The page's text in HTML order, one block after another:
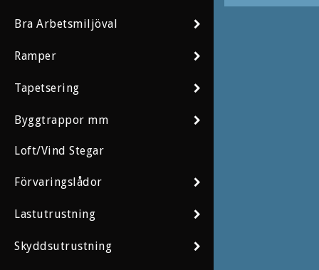
Bra Arbetsmiljöval
Ramper
Tapetsering
Byggtrappor mm
Loft/Vind Stegar
Förvaringslådor
Lastutrustning
Skyddsutrustning